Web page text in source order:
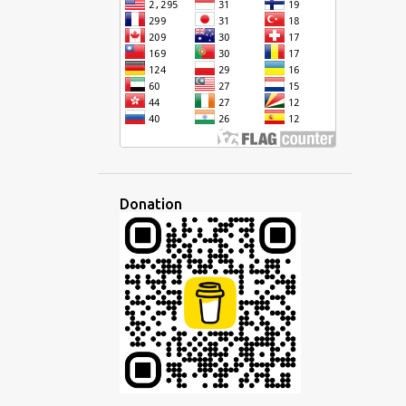
CURSIVE DÉFI DÉMOCRATIQUE
DÉVELOPPEMENT DISCOURS
DISCUSSION DISPARITÉ
ÉCHANGE ÉCOLE ÉCONOMIE
ÉCOUTER ÉCRIRE
EFFACEMENT CULTUREL
EMPLOI EN LIGNE ENSEIGNANT
ENSEIGNEMENT ENTREPRISE
ESPAGNOL ESPERANTISTO
ESPÉRANTO ESPRIT
ÉTAT D'ESPRIT ETHNIQUE
ÉTRANGER ÉTRANGERS ÉTUDE
Donation